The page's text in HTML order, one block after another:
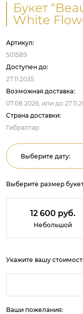
Букет
White
Артикул:
501589
Доступен до:
27.11.2035
Возможная доставка:
07.08.2026, или до
Страна доставки:
Гибралтар
Выберите дату:
Выберите размер
12 600 руб.
Небольшой
Укажите вашу
Ваши пожелания: